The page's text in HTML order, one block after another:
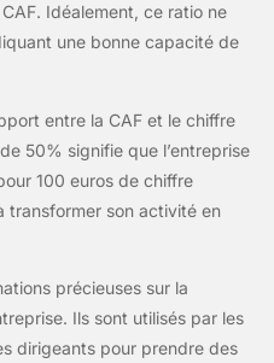
Idéalement, ce ratio ne
une bonne capacité de
entre la CAF et le chiffre
50% signifie que l’entreprise
100 euros de chiffre
transformer son activité en
précieuses sur la
Ils sont utilisés par les
dirigeants pour prendre des